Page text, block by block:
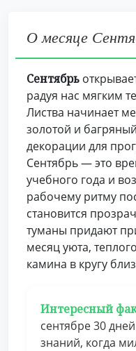
О месяце
Сентябрь
радуя нас мягким
Листва начинает
золотой и
декорации для
Сентябрь — это
учебного года и
рабочему ритму
становится
туманы придают
месяц уюта,
камина в кругу
Интересный
сентябре 30
знаний, когда